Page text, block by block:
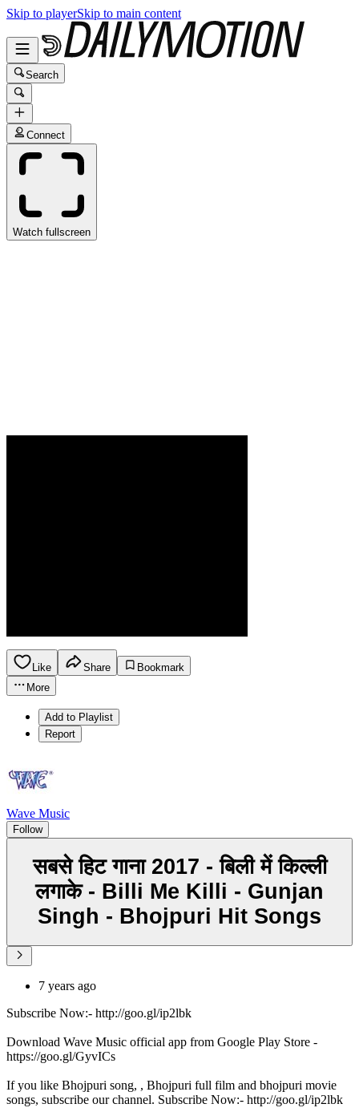
Skip to playerSkip to main content
Search
Connect
Watch fullscreen
Like Share
Bookmark
More
Add to Playlist
Report
Wave Music
Follow
सबसे हिट गाना 2017 - बिली में किल्ली
लगाके - Billi Me Killi - Gunjan
Singh - Bhojpuri Hit Songs
7 years ago
Subscribe Now:- http://goo.gl/ip2lbk
Download Wave Music official app from Google Play Store -
https://goo.gl/GyvICs
If you like Bhojpuri song, , Bhojpuri full film and bhojpuri movie
songs, subscribe our channel. Subscribe Now:- http://goo.gl/ip2lbk